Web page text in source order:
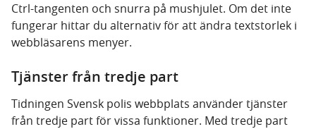
Ctrl-tangenten och snurra på mushjulet. Om det inte
fungerar hittar du alternativ för att ändra textstorlek i
webbläsarens menyer.
Tjänster från tredje part
Tidningen Svensk polis webbplats använder tjänster
från tredje part för vissa funktioner. Med tredje part